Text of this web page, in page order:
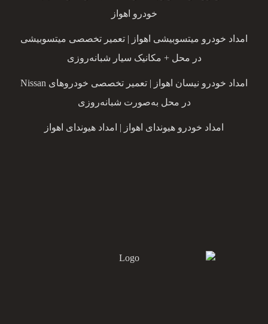
خودرو اهواز
امداد خودرو میتسوبیشی اهواز | تعمیر تخصصی میتسوبیشی
در محل + مکانیک سیار شبانه‌روزی
امداد خودرو نیسان اهواز | تعمیر تخصصی خودروهای Nissan
در محل به‌صورت شبانه‌روزی
امداد خودرو هیوندای اهواز | امداد هیوندای اهواز